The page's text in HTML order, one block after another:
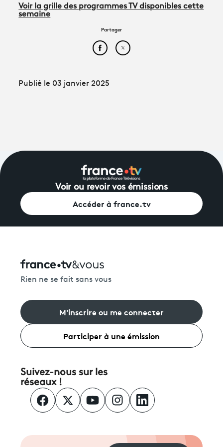
Voir la grille des programmes TV disponibles cette
semaine
Partager
Partager cet article sur
Partager cet article sur
Publié le 03 janvier 2025
Voir ou revoir vos émissions
Accéder à france.tv
Rien ne se fait sans vous
M'inscrire ou me connecter
Participer à une émission
Suivez-nous sur les
réseaux !